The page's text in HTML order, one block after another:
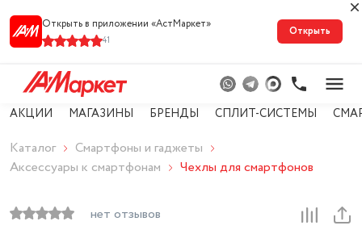
Открыть в приложении «АстМарке‪т‬»
41
Открыть
АКЦИИ МАГАЗИНЫ БРЕНДЫ СПЛИТ-СИСТЕМЫ
Каталог
Смартфоны и гаджеты
Аксессуары к смартфонам
Чехлы для смартфонов
нет отзывов